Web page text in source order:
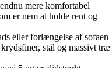
mere komfortabel
er nem at holde rent og
eller forlængelse af sofaen
stål og massivt træ